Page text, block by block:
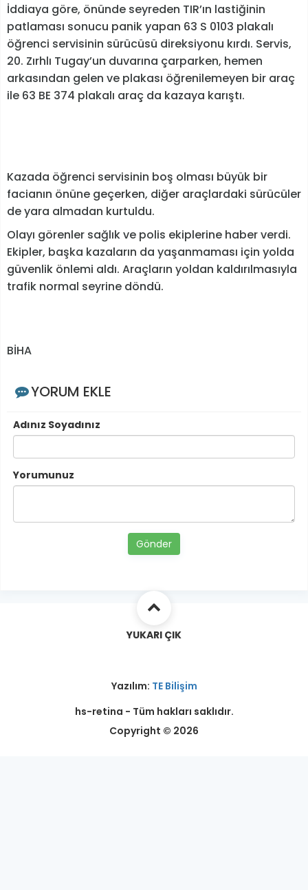
İddiaya göre, önünde seyreden TIR’ın lastiğinin
patlaması sonucu panik yapan 63 S 0103 plakalı
öğrenci servisinin sürücüsü direksiyonu kırdı. Servis,
20. Zırhlı Tugay’un duvarına çarparken, hemen
arkasından gelen ve plakası öğrenilemeyen bir araç
ile 63 BE 374 plakalı araç da kazaya karıştı.
Kazada öğrenci servisinin boş olması büyük bir
facianın önüne geçerken, diğer araçlardaki sürücüler
de yara almadan kurtuldu.
Olayı görenler sağlık ve polis ekiplerine haber verdi.
Ekipler, başka kazaların da yaşanmaması için yolda
güvenlik önlemi aldı. Araçların yoldan kaldırılmasıyla
trafik normal seyrine döndü.
BİHA
YORUM EKLE
Adınız Soyadınız
Yorumunuz
Gönder
YUKARI ÇIK
Yazılım: TE Bilişim
hs-retina - Tüm hakları saklıdır.
Copyright © 2026